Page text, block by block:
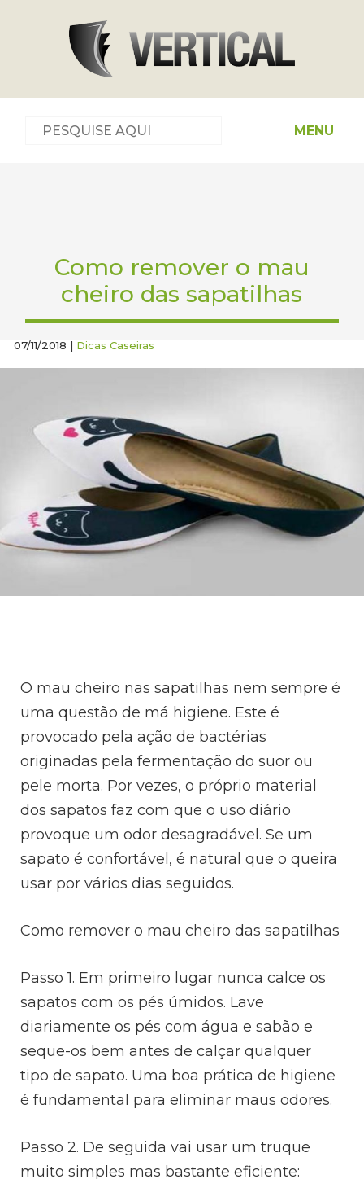
MENU
Como remover o mau
cheiro das sapatilhas
07/11/2018 | Dicas Caseiras
O mau cheiro nas sapatilhas nem sempre é
uma questão de má higiene. Este é
provocado pela ação de bactérias
originadas pela fermentação do suor ou
pele morta. Por vezes, o próprio material
dos sapatos faz com que o uso diário
provoque um odor desagradável. Se um
sapato é confortável, é natural que o queira
usar por vários dias seguidos.
Como remover o mau cheiro das sapatilhas
Passo 1. Em primeiro lugar nunca calce os
sapatos com os pés úmidos. Lave
diariamente os pés com água e sabão e
seque-os bem antes de calçar qualquer
tipo de sapato. Uma boa prática de higiene
é fundamental para eliminar maus odores.
Passo 2. De seguida vai usar um truque
muito simples mas bastante eficiente: